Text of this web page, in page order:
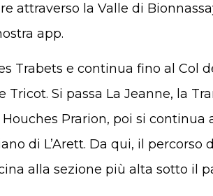
attraverso la Valle di
app.
Trabets e continua fino al Col
Tricot. Si passa La Jeanne, la
Houches Prarion, poi si
di L’Arett. Da qui, il percorso
alla sezione più alta sotto il